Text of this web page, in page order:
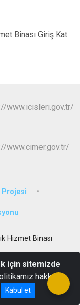
Binası Giriş Kat
Projesi
Hizmet Binası
için sitemizde
hakkında
Kabul et